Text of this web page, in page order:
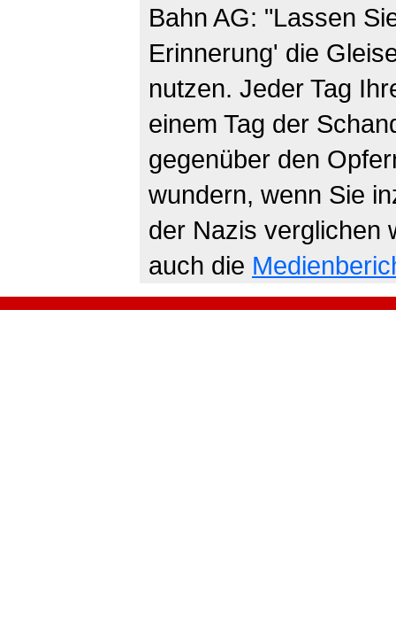
Bahn AG: "Lassen
Erinnerung' die
nutzen. Jeder Tag
einem Tag der
gegenüber den
wundern, wenn Sie
der Nazis verglichen
auch die